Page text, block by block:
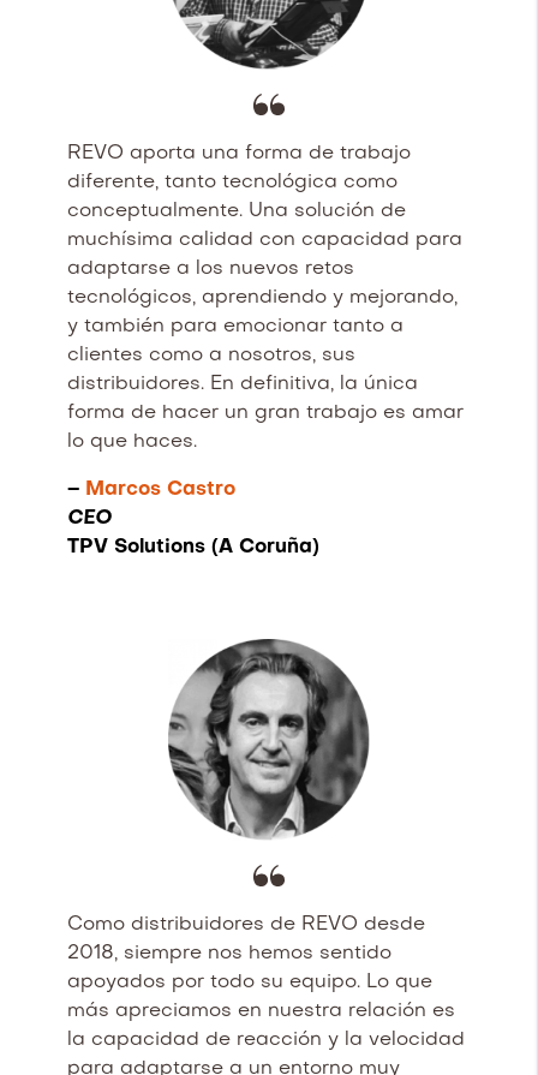
REVO aporta una forma de trabajo
diferente, tanto tecnológica como
conceptualmente. Una solución de
muchísima calidad con capacidad para
adaptarse a los nuevos retos
tecnológicos, aprendiendo y mejorando,
y también para emocionar tanto a
clientes como a nosotros, sus
distribuidores. En definitiva, la única
forma de hacer un gran trabajo es amar
lo que haces.
– Marcos Castro
CEO
TPV Solutions (A Coruña)
Como distribuidores de REVO desde
2018, siempre nos hemos sentido
apoyados por todo su equipo. Lo que
más apreciamos en nuestra relación es
la capacidad de reacción y la velocidad
para adaptarse a un entorno muy